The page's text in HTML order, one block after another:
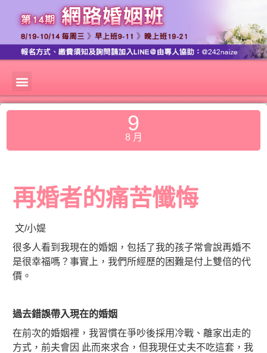
9
8 月
再婚者的痛苦懺悔
文/小媞
很多人看到我現在的婚姻，包括了我的孩子常會說再婚不
是很幸福嗎？事實上，我們所經歷的困難是付上雙倍的代
價。
過去錯誤帶入現在的婚姻
在前次的婚姻裡，我習慣在爭吵後採用冷戰、離家出走的
方式，前夫會因 此而來求合，但我現任丈夫不吃這套，我